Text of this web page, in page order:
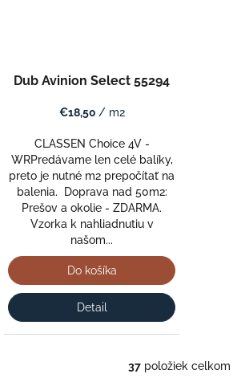
Dub Avinion Select 55294
€18,50 / m2
CLASSEN Choice 4V -
WRPredávame len celé balíky,
preto je nutné m2 prepočítať na
balenia. Doprava nad 50m2:
Prešov a okolie - ZDARMA.
Vzorka k nahliadnutiu v
našom...
Do košíka
Detail
O
37 položiek celkom